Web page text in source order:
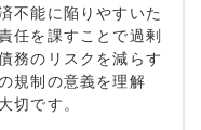
不能に陥りやすいた
任を課すことで過剰
務のリスクを減らす
規制の意義を理解
切です。